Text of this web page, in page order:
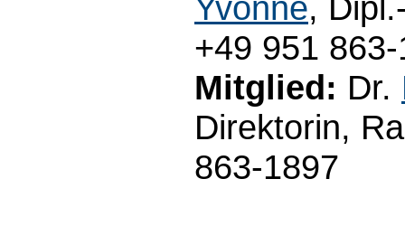
+49 951
Mitglied: Dr.
Direktorin,
863-1897